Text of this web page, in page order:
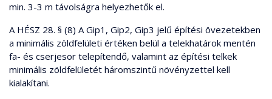
min. 3-3 m távolságra helyezhetők el.
A HÉSZ 28. § (8) A Gip1, Gip2, Gip3 jelű építési övezetekben
a minimális zöldfelületi értéken belül a telekhatárok mentén
fa- és cserjesor telepítendő, valamint az építési telkek
minimális zöldfelületét háromszintű növényzettel kell
kialakítani.